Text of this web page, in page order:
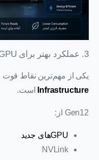
3. عملکرد بهتر برای GPU و هوش مصنوعی
یکی از مهم‌ترین نقاط قوت Gen12 آمادگی کامل برای
Infrastructure
است.
Gen12 از:
GPUهای جدید
NVLink